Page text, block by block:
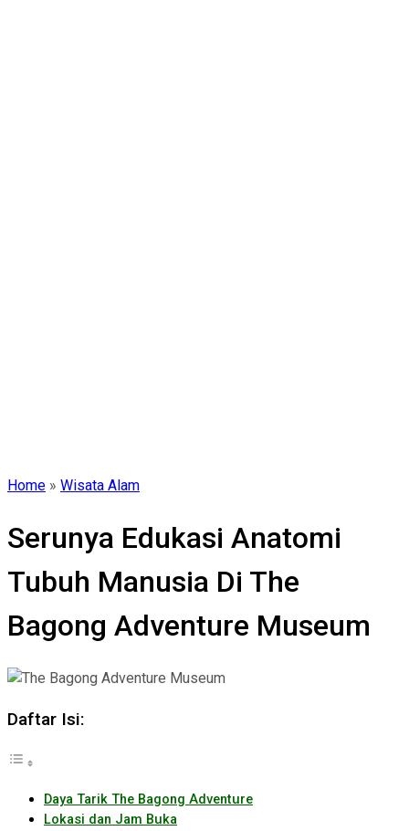
Home » Wisata Alam
Serunya Edukasi Anatomi
Tubuh Manusia Di The
Bagong Adventure Museum
Daftar Isi:
Daya Tarik The Bagong Adventure
Lokasi dan Jam Buka